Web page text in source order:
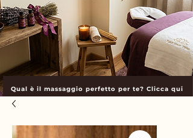
Qual è il massaggio perfetto per te? Clicca qui